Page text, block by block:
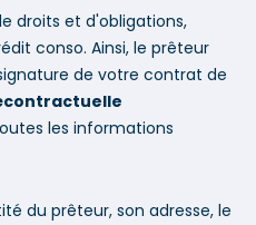
droits et d'obligations,
conso. Ainsi, le prêteur
de votre contrat de
les informations
du prêteur, son adresse, le